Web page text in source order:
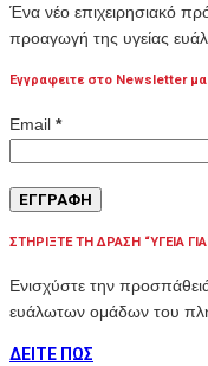
Ένα νέο επιχειρησιακό
προαγωγή της υγείας
Εγγραφειτε στο Newsletter
Email *
ΣΤΗΡΙΞΤΕ ΤΗ ΔΡΑΣΗ “ΥΓΕΙΑ
Ενισχύστε την
ευάλωτων ομάδων του
ΔΕΙΤΕ ΠΩΣ